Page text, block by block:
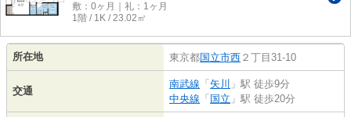
敷：0ヶ月｜礼：1ヶ月
1階 / 1K / 23.02㎡
所在地 東京都国立市西 ２丁目31-10
交通
南武線 「 矢川 」駅 徒歩9分
中央線 「 国立 」駅 徒歩20分